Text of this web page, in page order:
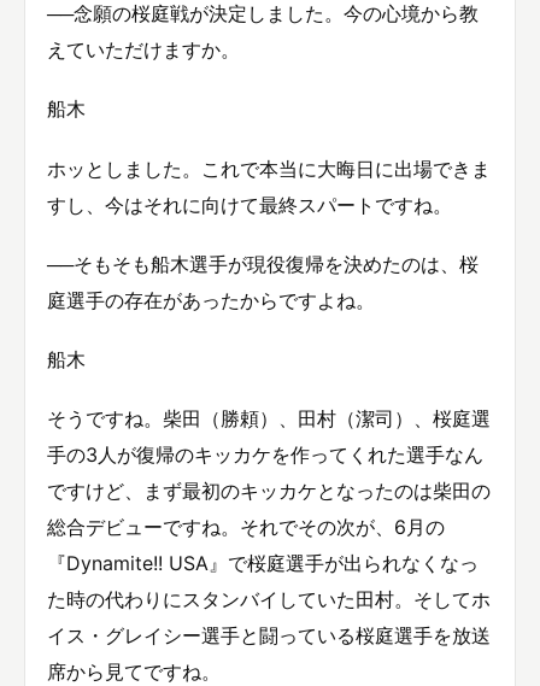
──念願の桜庭戦が決定しました。今の心境から教
えていただけますか。
船木
ホッとしました。これで本当に大晦日に出場できま
すし、今はそれに向けて最終スパートですね。
──そもそも船木選手が現役復帰を決めたのは、桜
庭選手の存在があったからですよね。
船木
そうですね。柴田（勝頼）、田村（潔司）、桜庭選
手の3人が復帰のキッカケを作ってくれた選手なん
ですけど、まず最初のキッカケとなったのは柴田の
総合デビューですね。それでその次が、6月の
『Dynamite!! USA』で桜庭選手が出られなくなっ
た時の代わりにスタンバイしていた田村。そしてホ
イス・グレイシー選手と闘っている桜庭選手を放送
席から見てですね。